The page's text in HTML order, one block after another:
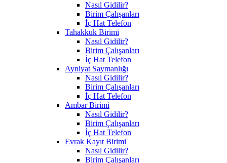
Nasıl Gidilir?
Birim Çalışanları
İç Hat Telefon
Tahakkuk Birimi
Nasıl Gidilir?
Birim Çalışanları
İç Hat Telefon
Ayniyat Saymanlığı
Nasıl Gidilir?
Birim Çalışanları
İç Hat Telefon
Ambar Birimi
Nasıl Gidilir?
Birim Çalışanları
İç Hat Telefon
Evrak Kayıt Birimi
Nasıl Gidilir?
Birim Çalışanları